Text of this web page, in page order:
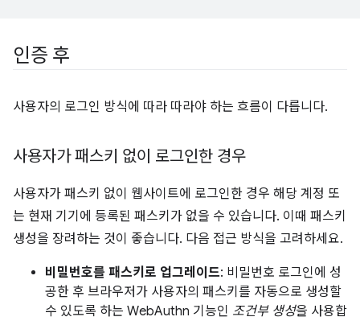
인증 후
사용자의 로그인 방식에 따라 따라야 하는 흐름이 다릅니다.
사용자가 패스키 없이 로그인한 경우
사용자가 패스키 없이 웹사이트에 로그인한 경우 해당 계정 또
는 현재 기기에 등록된 패스키가 없을 수 있습니다. 이때 패스키
생성을 장려하는 것이 좋습니다. 다음 접근 방식을 고려하세요.
비밀번호를 패스키로 업그레이드: 비밀번호 로그인에 성
공한 후 브라우저가 사용자의 패스키를 자동으로 생성할
수 있도록 하는 WebAuthn 기능인 조건부 생성을 사용합